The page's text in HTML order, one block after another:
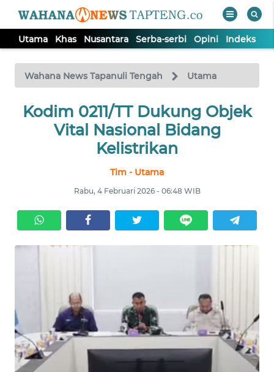
Utama Khas Nusantara Serba-serbi Opini Indeks
Wahana News Tapanuli Tengah Utama
Kodim 0211/TT Dukung Objek
Vital Nasional Bidang
Kelistrikan
Tim - Utama
Rabu, 4 Februari 2026 - 06:48 WIB
TV
Tutup
UTAMA
SERBA-
SERBI
INDEKS
BERITA
KONTAK